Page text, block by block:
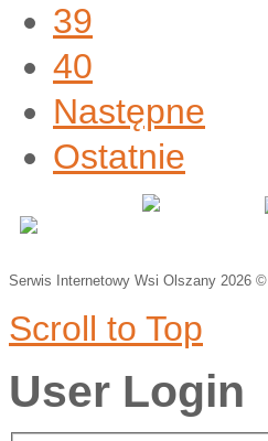
39
40
Następne
Ostatnie
Serwis Internetowy Wsi Olszany 2026 ©
Scroll to Top
User Login